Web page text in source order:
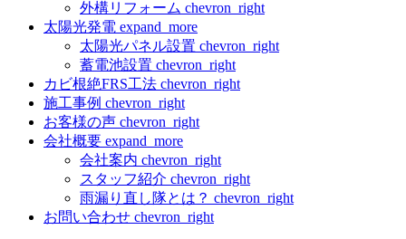
外構リフォーム chevron_right
太陽光発電 expand_more
太陽光パネル設置 chevron_right
蓄電池設置 chevron_right
カビ根絶FRS工法 chevron_right
施工事例 chevron_right
お客様の声 chevron_right
会社概要 expand_more
会社案内 chevron_right
スタッフ紹介 chevron_right
雨漏り直し隊とは？ chevron_right
お問い合わせ chevron_right